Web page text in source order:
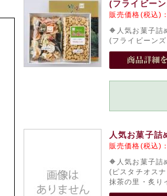
(フライビー
販売価格(税込)
🔶人気お菓子詰
(フライビーン
人気お菓子詰
販売価格(税込)
🔶人気お菓子詰
(ピスタチオス
抹茶の里・炙り